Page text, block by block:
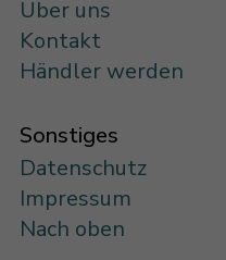
Über uns
Kontakt
Händler werden
Sonstiges
Datenschutz
Impressum
Nach oben